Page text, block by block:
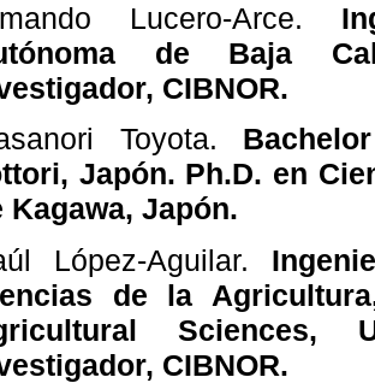
Lucero-Arce.
de Baja
CIBNOR.
Toyota.
Japón. Ph.D. en
Kagawa, Japón.
López-Aguilar.
de la
Sciences,
CIBNOR.